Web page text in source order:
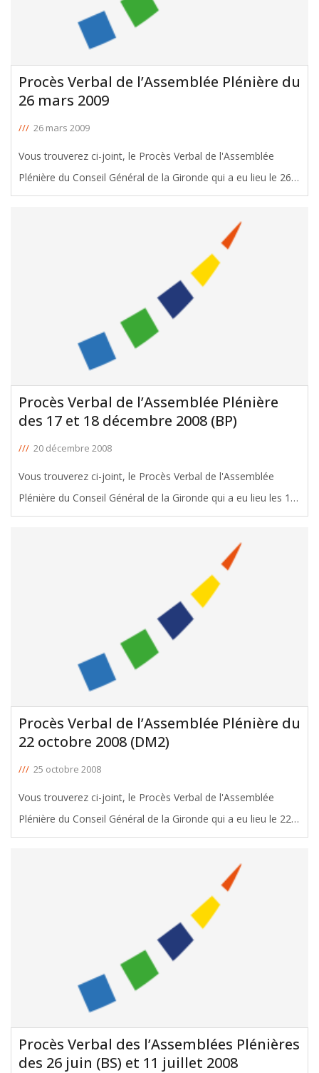
Procès Verbal de l’Assemblée Plénière du
26 mars 2009
/// 26 mars 2009
Vous trouverez ci-joint, le Procès Verbal de l'Assemblée
Plénière du Conseil Général de la Gironde qui a eu lieu le 26
mars 2009. Dont l'intervention de Michel Duchène sur le
financement de la LGV Sud Atlantique. Dont l'intervention
Procès Verbal de l’Assemblée Plénière
des 17 et 18 décembre 2008 (BP)
/// 20 décembre 2008
Vous trouverez ci-joint, le Procès Verbal de l'Assemblée
Plénière du Conseil Général de la Gironde qui a eu lieu les 17
et 18 décembre 2008 pour le vote du Budget Primitif 2009.
Dont les interventions de Jean-Pierre Baillé sur programmes
Procès Verbal de l’Assemblée Plénière du
22 octobre 2008 (DM2)
/// 25 octobre 2008
Vous trouverez ci-joint, le Procès Verbal de l'Assemblée
Plénière du Conseil Général de la Gironde qui a eu lieu le 22
octobre 2008 pour le vote de la Décision Modificative n°2
(DM2). Dont l'intervention de Michel Duchène sur la
Procès Verbal des l’Assemblées Plénières
des 26 juin (BS) et 11 juillet 2008